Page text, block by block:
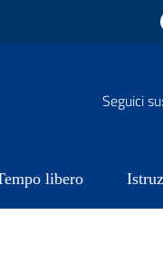
Seguici su:
libero